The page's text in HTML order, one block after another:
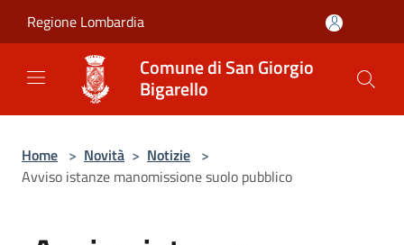
Regione Lombardia
Comune di San Giorgio
Bigarello
Home > Novità > Notizie >
Avviso istanze manomissione suolo pubblico